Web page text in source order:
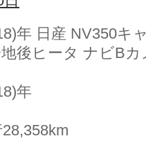
年 日産 NV350キ
後ヒータ ナビB
年